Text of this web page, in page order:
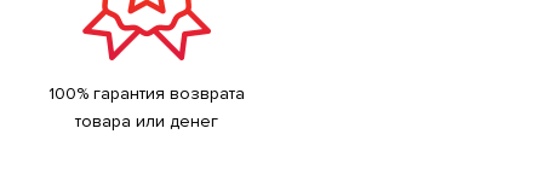
100% гарантия возврата
товара или денег